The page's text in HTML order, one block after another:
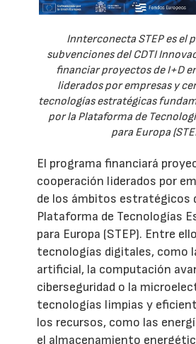
Innterconecta STEP es el
subvenciones del CDTI
financiar proyectos de I+D
liderados por empresas y
tecnologías estratégicas
por la Plataforma de
para Europa
El programa financiará
cooperación liderados por
de los ámbitos estratégicos
Plataforma de Tecnologías
para Europa (STEP). Entre
tecnologías digitales, como
artificial, la computación
ciberseguridad o la
tecnologías limpias y
los recursos, como las
el almacenamiento